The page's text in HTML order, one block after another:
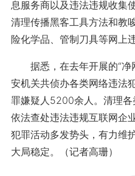
息服务商以及违法违规收集
清理传播黑客工具方法和教
险化学品、管制刀具等网上
据悉，在去年开展的“净
安机关共侦办各类网络违法
罪嫌疑人5200余人。清理各
依法查处违法违规互联网企
犯罪活动多发势头，有力维
大局稳定。（记者高珊）